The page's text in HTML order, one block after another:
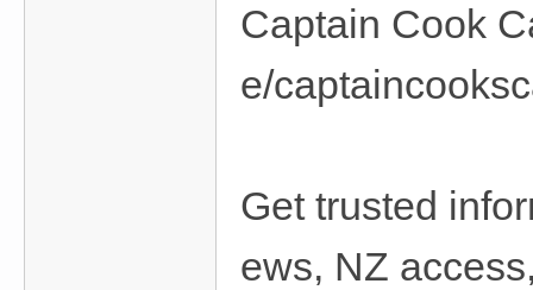
Captain Cook
e/
Get trusted
ews, NZ